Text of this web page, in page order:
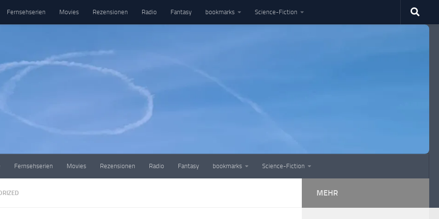
Fernsehserien Movies Rezensionen Radio Fantasy bookmarks Science-Fiction
Fernsehserien Movies Rezensionen Radio Fantasy bookmarks Science-Fiction
MEHR